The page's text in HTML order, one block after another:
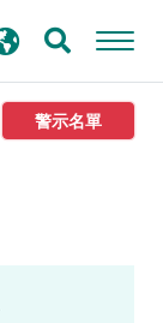
警示名單